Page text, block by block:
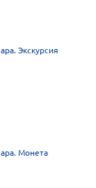
(26-
Экскурсия
Монета